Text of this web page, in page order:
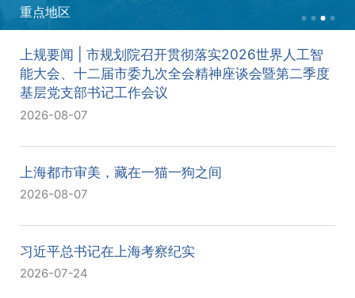
重点地区
上规要闻 | 市规划院召开贯彻落实2026世界人工智
能大会、十二届市委九次全会精神座谈会暨第二季度
基层党支部书记工作会议
2026-08-07
上海都市审美，藏在一猫一狗之间
2026-08-07
习近平总书记在上海考察纪实
2026-07-24